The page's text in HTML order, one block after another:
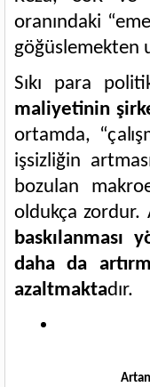
oranındaki
göğüslemekten
Sıkı para
maliyetinin
ortamda,
işsizliğin
bozulan
oldukça zordur.
baskılanması
daha da
azaltmaktadır.